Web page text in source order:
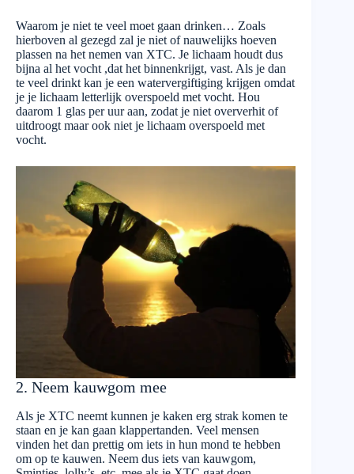
Waarom je niet te veel moet gaan drinken… Zoals
hierboven al gezegd zal je niet of nauwelijks hoeven
plassen na het nemen van XTC. Je lichaam houdt dus
bijna al het vocht ,dat het binnenkrijgt, vast. Als je dan
te veel drinkt kan je een watervergiftiging krijgen omdat
je je lichaam letterlijk overspoeld met vocht. Hou
daarom 1 glas per uur aan, zodat je niet oververhit of
uitdroogt maar ook niet je lichaam overspoeld met
vocht.
2. Neem kauwgom mee
Als je XTC neemt kunnen je kaken erg strak komen te
staan en je kan gaan klappertanden. Veel mensen
vinden het dan prettig om iets in hun mond te hebben
om op te kauwen. Neem dus iets van kauwgom,